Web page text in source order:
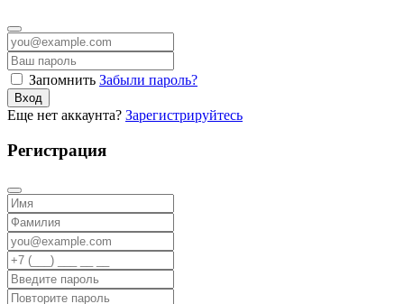
Запомнить Забыли пароль?
Вход
Еще нет аккаунта? Зарегистрируйтесь
Регистрация